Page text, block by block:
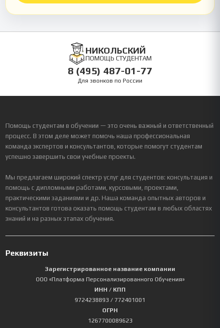
НИКОЛЬСКИЙ
ПОМОЩЬ СТУДЕНТАМ
8 (495) 487-01-77
Для звонков по России
Помощь студентам в обучении — это очень важный и ответственный
процесс. В этом деле может помочь наша профессиональная
команда экспертов и консультантов, которые помогут студентам
успешно завершить свои учебные проекты.
Мы предлагаем широкий спектр услуг для студентов: консультация и
помощь с дипломными работами, курсовыми, проектами,
практическими заданиями и др. Наша команда опытных авторов и
консультантов готова оказать помощь студентам в любых областях
знаний и на разных этапах обучения.
Реквизиты
Зарегистрированное название компании
ООО «Платформа Персонализированного Обучения»
ИНН / КПП
9724238893 / 772401001
ОГРН
1267700089623